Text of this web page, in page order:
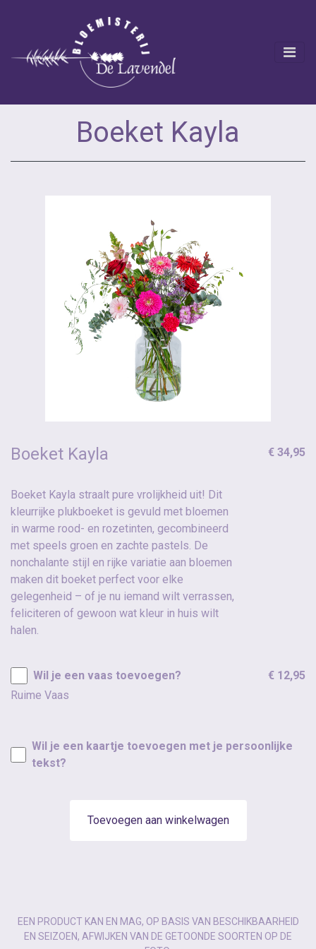
Boeket Kayla
Boeket Kayla
Boeket Kayla straalt pure vrolijkheid uit! Dit
kleurrijke plukboeket is gevuld met bloemen
in warme rood- en rozetinten, gecombineerd
met speels groen en zachte pastels. De
nonchalante stijl en rijke variatie aan bloemen
maken dit boeket perfect voor elke
gelegenheid – of je nu iemand wilt verrassen,
feliciteren of gewoon wat kleur in huis wilt
halen.
€ 34,95
Wil je een vaas toevoegen?
Ruime Vaas
€ 12,95
Wil je een kaartje toevoegen met je persoonlijke
tekst?
Toevoegen aan winkelwagen
EEN PRODUCT KAN EN MAG, OP BASIS VAN BESCHIKBAARHEID
EN SEIZOEN, AFWIJKEN VAN DE GETOONDE SOORTEN OP DE